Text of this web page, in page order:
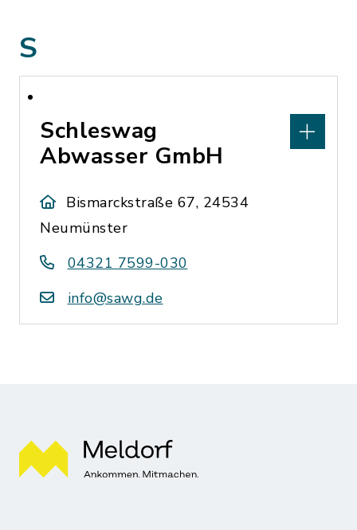
S
Schleswag
Abwasser GmbH
Bismarckstraße 67, 24534
Neumünster
04321 7599-030
info@sawg.de